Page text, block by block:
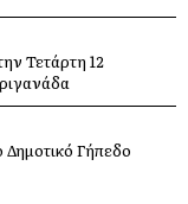
Τετάρτη 12
Γήπεδο